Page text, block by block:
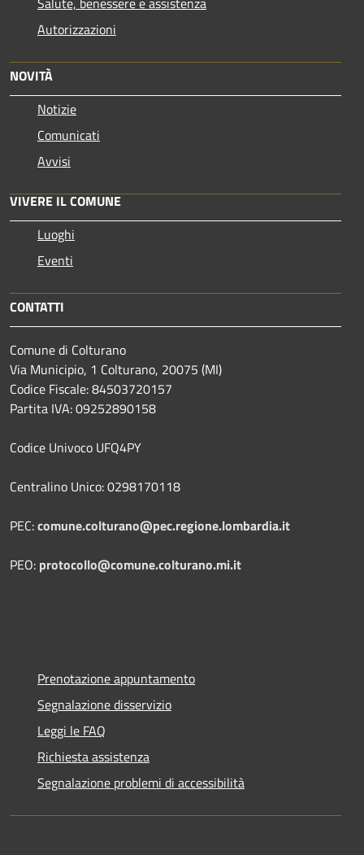
Autorizzazioni
NOVITÀ
Notizie
Comunicati
Avvisi
VIVERE IL COMUNE
Luoghi
Eventi
CONTATTI
Comune di Colturano
Via Municipio, 1 Colturano, 20075 (MI)
Codice Fiscale: 84503720157
Partita IVA: 09252890158
Codice Univoco UFQ4PY
Centralino Unico: 0298170118
PEC:comune.colturano@pec.regione.lombardia.it
PEO: protocollo@comune.colturano.mi.it
Prenotazione appuntamento
Segnalazione disservizio
Leggi le FAQ
Richiesta assistenza
Segnalazione problemi di accessibilità